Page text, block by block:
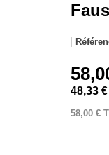
48,33
58,00 €